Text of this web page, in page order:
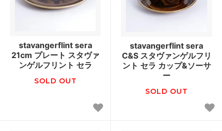
stavangerflint sera
21cm プレート スタヴァ
ンゲルフリント セラ
SOLD OUT
stavangerflint sera
C&S スタヴァンゲルフリ
ント セラ カップ&ソーサ
ー
SOLD OUT